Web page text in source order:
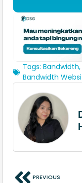
Tags: Bandwidth,
Bandwidth
PREVIOUS